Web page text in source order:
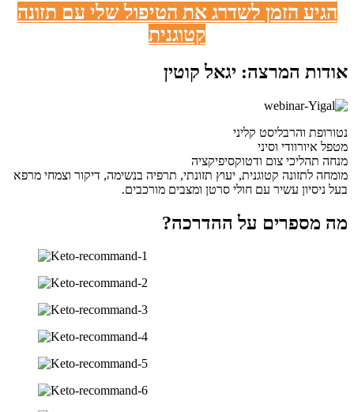
הגיע הזמן לשדרג את הטיפול שלי עם תזונה
קטוגנית
אודות המרצה: יגאל קוטין
נטורופת והרבליסט קליני
מטפל איורוודי וסיני
מנחה תהליכי צום ודטוקסיפיקציה
מומחה לתזונה קטוגנית, יעוץ תזונתי, תרפיה בנשימה, דיקור וצמחי מרפא
בעל ניסיון עשיר עם חולי סרטן ומצבים מורכבים.
מה מספרים על ההדרכה?